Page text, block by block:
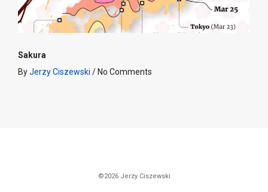
Sakura
ByJerzy Ciszewski / No Comments
©2026 Jerzy Ciszewski